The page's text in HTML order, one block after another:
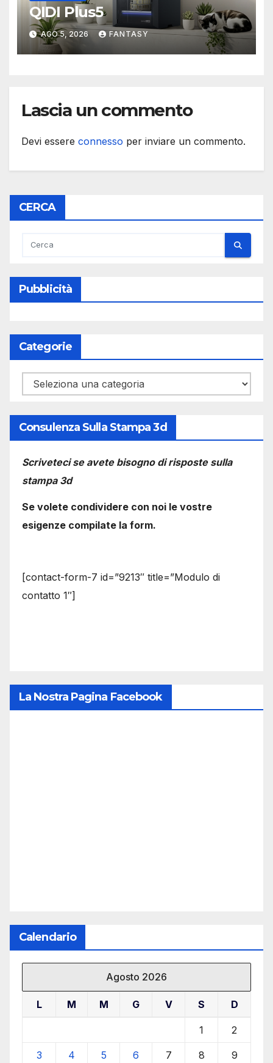
QIDI Plus5
AGO 5, 2026 FANTASY
Lascia un commento
Devi essere connesso per inviare un commento.
CERCA
Pubblicità
Categorie
Categorie
Consulenza Sulla Stampa 3d
Scriveteci se avete bisogno di risposte sulla
stampa 3d
Se volete condividere con noi le vostre
esigenze compilate la form.
[contact-form-7 id=”9213″ title=”Modulo di
contatto 1″]
La Nostra Pagina Facebook
Calendario
Agosto 2026
L M M G V S D
1 2
3 4 5 6 7 8 9